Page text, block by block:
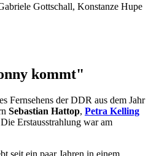
Gottschall, Konstanze Hupe
kommt"
Fernsehens der DDR aus dem Jahr
Sebastian Hattop, Petra Kelling
Erstausstrahlung war am
seit ein paar Jahren in einem